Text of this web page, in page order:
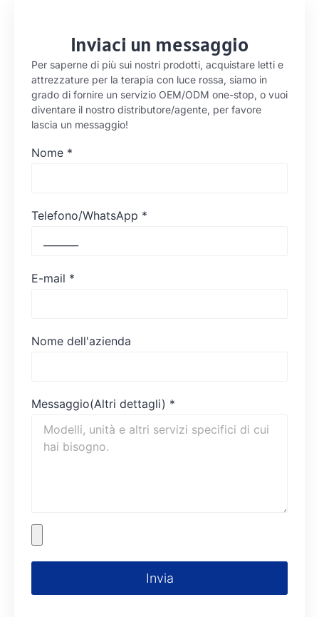
Inviaci un messaggio
Per saperne di più sui nostri prodotti, acquistare letti e
attrezzature per la terapia con luce rossa, siamo in
grado di fornire un servizio OEM/ODM one-stop, o vuoi
diventare il nostro distributore/agente, per favore
lascia un messaggio!
Nome *
Telefono/WhatsApp *
E-mail *
Nome dell'azienda
Messaggio(Altri dettagli) *
Invia